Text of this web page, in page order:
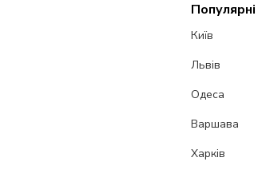
Популярні
Київ
Львів
Одеса
Варшава
Харків